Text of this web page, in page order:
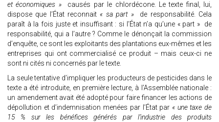
et économiques »
causés par le chlordécone. Le texte final, lui,
dispose que l’État reconnait « sa part »
de responsabilité. Cela
paraît à la fois juste et insuffisant : si l’État n’a qu’une « part » de
responsabilité, qui a l’autre ? Comme le dénonçait la commission
d’enquête, ce sont les exploitants des plantations eux-mêmes et les
entreprises qui ont commercialisé ce produit – mais ceux-ci ne
sont ni cités ni concernés par le texte.
La seule tentative d’impliquer les producteurs de pesticides dans le
texte a été introduite, en première lecture, à l’Assemblée nationale :
un amendement avait été adopté pour faire financer les actions de
dépollution et d’indemnisation menées par l’État par « une taxe de
15 % sur les bénéfices générés par l’industrie des produits